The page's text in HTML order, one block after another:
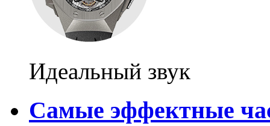
Идеальный звук
Самые эффектные